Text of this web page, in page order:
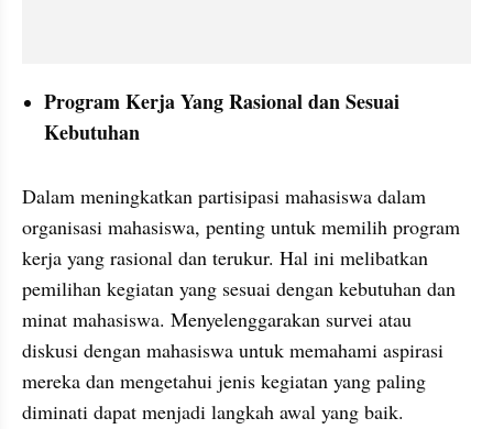
Program Kerja Yang Rasional dan Sesuai
Kebutuhan
Dalam meningkatkan partisipasi mahasiswa dalam
organisasi mahasiswa, penting untuk memilih program
kerja yang rasional dan terukur. Hal ini melibatkan
pemilihan kegiatan yang sesuai dengan kebutuhan dan
minat mahasiswa. Menyelenggarakan survei atau
diskusi dengan mahasiswa untuk memahami aspirasi
mereka dan mengetahui jenis kegiatan yang paling
diminati dapat menjadi langkah awal yang baik.